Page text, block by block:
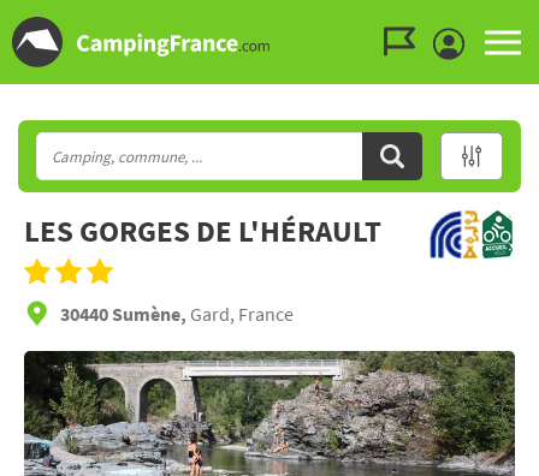
LES GORGES DE L'HÉRAULT
30440 Sumène, Gard, France